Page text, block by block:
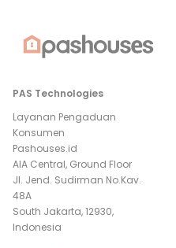
PAS Technologies
Layanan Pengaduan
Konsumen
Pashouses.id
AIA Central, Ground Floor
Jl. Jend. Sudirman No.Kav.
48A
South Jakarta, 12930,
Indonesia